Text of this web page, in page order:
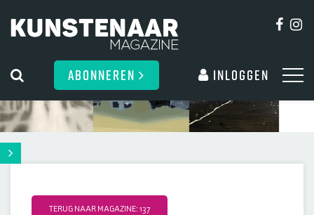
ABONNEREN Inloggen
TERUG NAAR MAGAZINE: 137